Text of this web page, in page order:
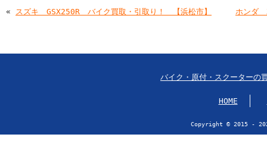
« スズキ GSX250R バイク買取・引取り！ 【浜松市】 ホンダ
バイク・原付・スクーターの
HOME
Copyright © 2015 -